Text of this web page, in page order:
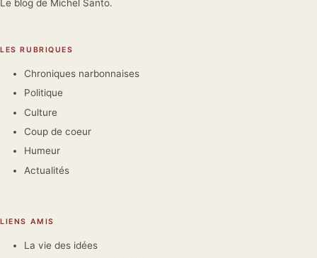
Le blog de Michel Santo.
LES RUBRIQUES
Chroniques narbonnaises
Politique
Culture
Coup de coeur
Humeur
Actualités
LIENS AMIS
La vie des idées